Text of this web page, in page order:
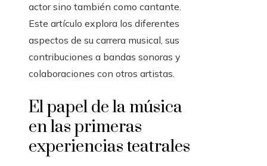
actor sino también como cantante.
Este artículo explora los diferentes
aspectos de su carrera musical, sus
contribuciones a bandas sonoras y
colaboraciones con otros artistas.
El papel de la música
en las primeras
experiencias teatrales